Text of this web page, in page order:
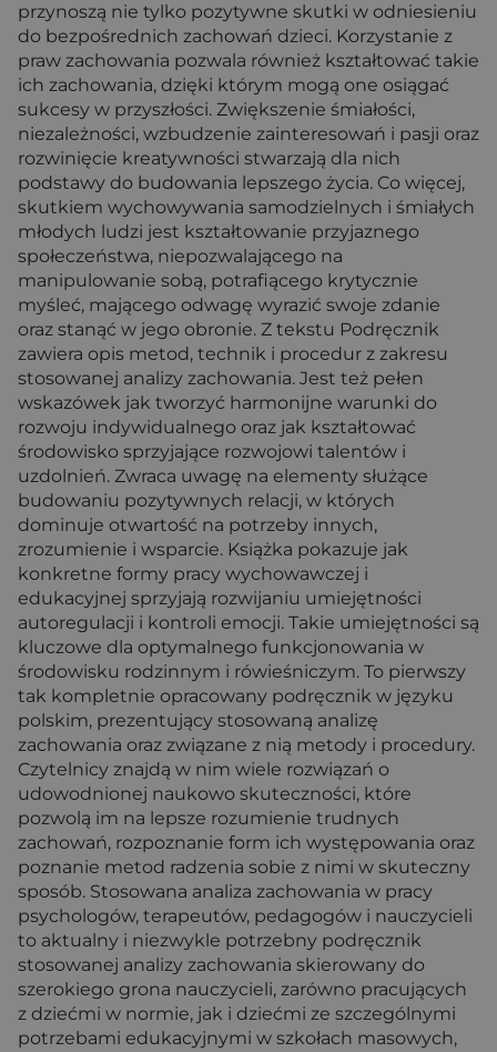
przynoszą nie tylko pozytywne skutki w odniesieniu
do bezpośrednich zachowań dzieci. Korzystanie z
praw zachowania pozwala również kształtować takie
ich zachowania, dzięki którym mogą one osiągać
sukcesy w przyszłości. Zwiększenie śmiałości,
niezależności, wzbudzenie zainteresowań i pasji oraz
rozwinięcie kreatywności stwarzają dla nich
podstawy do budowania lepszego życia. Co więcej,
skutkiem wychowywania samodzielnych i śmiałych
młodych ludzi jest kształtowanie przyjaznego
społeczeństwa, niepozwalającego na
manipulowanie sobą, potrafiącego krytycznie
myśleć, mającego odwagę wyrazić swoje zdanie
oraz stanąć w jego obronie. Z tekstu Podręcznik
zawiera opis metod, technik i procedur z zakresu
stosowanej analizy zachowania. Jest też pełen
wskazówek jak tworzyć harmonijne warunki do
rozwoju indywidualnego oraz jak kształtować
środowisko sprzyjające rozwojowi talentów i
uzdolnień. Zwraca uwagę na elementy służące
budowaniu pozytywnych relacji, w których
dominuje otwartość na potrzeby innych,
zrozumienie i wsparcie. Książka pokazuje jak
konkretne formy pracy wychowawczej i
edukacyjnej sprzyjają rozwijaniu umiejętności
autoregulacji i kontroli emocji. Takie umiejętności są
kluczowe dla optymalnego funkcjonowania w
środowisku rodzinnym i rówieśniczym. To pierwszy
tak kompletnie opracowany podręcznik w języku
polskim, prezentujący stosowaną analizę
zachowania oraz związane z nią metody i procedury.
Czytelnicy znajdą w nim wiele rozwiązań o
udowodnionej naukowo skuteczności, które
pozwolą im na lepsze rozumienie trudnych
zachowań, rozpoznanie form ich występowania oraz
poznanie metod radzenia sobie z nimi w skuteczny
sposób. Stosowana analiza zachowania w pracy
psychologów, terapeutów, pedagogów i nauczycieli
to aktualny i niezwykle potrzebny podręcznik
stosowanej analizy zachowania skierowany do
szerokiego grona nauczycieli, zarówno pracujących
z dziećmi w normie, jak i dziećmi ze szczególnymi
potrzebami edukacyjnymi w szkołach masowych,